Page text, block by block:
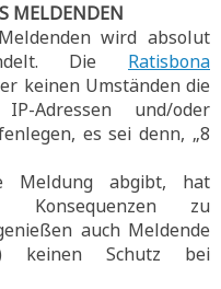
MELDENDEN
wird absolut
Die Ratisbona
keinen Umständen die
IP-Adressen und/oder
es sei denn, „8
Meldung abgibt, hat
Konsequenzen zu
auch Meldende
keinen Schutz bei